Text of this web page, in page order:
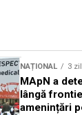
NAȚIONAL 3
MApN a
lângă
amenințări